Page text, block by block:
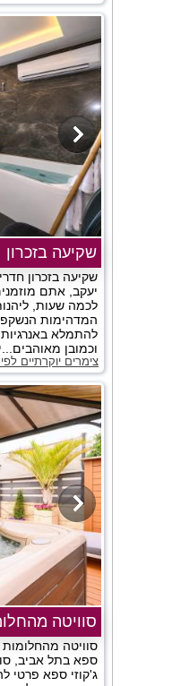
שקיעה בזכרון
שקיעה בזכרון
יעקב, אתם
לכמה שעות,
המדהימות
להתמלא
וכמובן
צימרים יוקרתיים
סוויטה
סוויטה
ספא בתל אביב,
ג'קוזי ספא פרטי